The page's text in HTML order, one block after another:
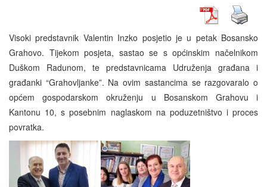
Visoki predstavnik Valentin Inzko posjetio je u petak Bosansko
Grahovo. Tijekom posjeta, sastao se s općinskim načelnikom
Duškom Radunom, te predstavnicama Udruženja građana i
građanki “Grahovljanke”. Na ovim sastancima se razgovaralo o
općem gospodarskom okruženju u Bosanskom Grahovu i
Kantonu 10, s posebnim naglaskom na poduzetništvo i proces
povratka.